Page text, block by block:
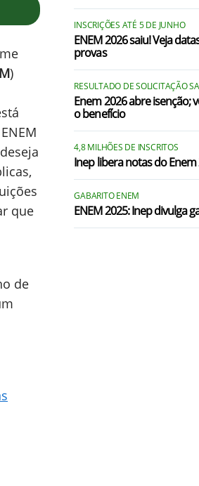
)
que
de
INSCRIÇÕES ATÉ 5 DE JUNHO
ENEM 2026 saiu! Veja
provas
RESULTADO DE SOLICITAÇÃO
Enem 2026 abre isenção;
o benefício
4,8 MILHÕES DE INSCRITOS
Inep libera notas do Enem
GABARITO ENEM
ENEM 2025: Inep divulga